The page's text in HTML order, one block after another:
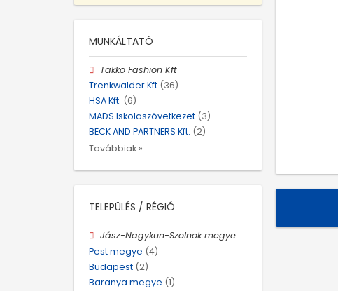
MUNKÁLTATÓ
Takko Fashion Kft
Trenkwalder Kft (36)
HSA Kft. (6)
MADS Iskolaszövetkezet (3)
BECK AND PARTNERS Kft. (2)
Továbbiak »
TELEPÜLÉS / RÉGIÓ
Jász-Nagykun-Szolnok megye
Pest megye (4)
Budapest (2)
Baranya megye (1)